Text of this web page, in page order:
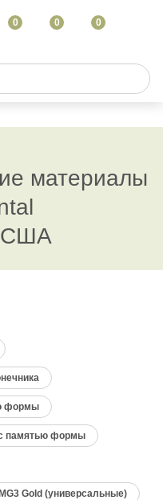
0 0 0
материалы
США
формы
памятью формы
MG3 Gold (универсальные)